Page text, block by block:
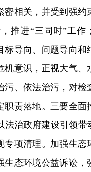
密相关，并受到强
，推进“三同时”工
标导向、问题导向
机意识，正视大气
污、依法治污，对
职责落地。三要全
法治政府建设引领
专项清理。加强生
生态环境公益诉讼